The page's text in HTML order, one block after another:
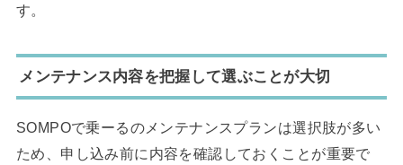
す。
メンテナンス内容を把握して選ぶことが大切
SOMPOで乗ーるのメンテナンスプランは選択肢が多い
ため、申し込み前に内容を確認しておくことが重要で